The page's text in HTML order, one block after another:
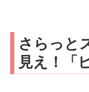
さらっと
見え！「